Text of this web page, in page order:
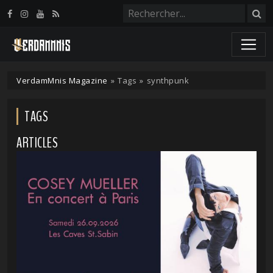
VerdamMnis Magazine » Tags » synthpunk
TAGS
ARTICLES
Panneau de gestion des cookies